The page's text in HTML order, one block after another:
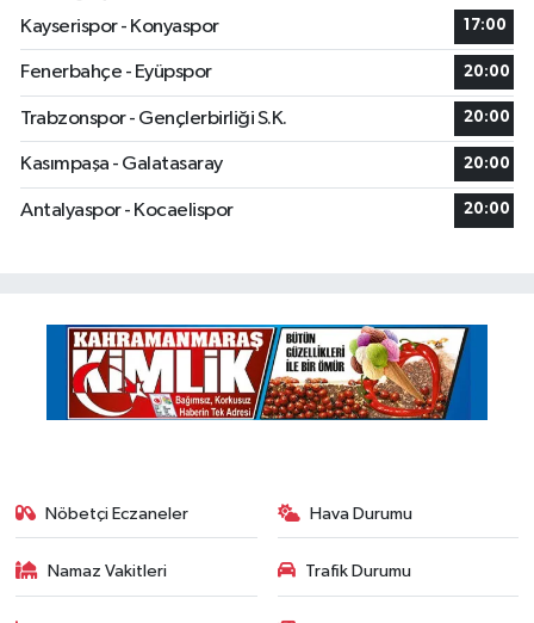
Kayserispor - Konyaspor
17:00
Fenerbahçe - Eyüpspor 20:00
Trabzonspor - Gençlerbirliği S.K. 20:00
Kasımpaşa - Galatasaray 20:00
Antalyaspor - Kocaelispor 20:00
Nöbetçi Eczaneler Hava Durumu
Namaz Vakitleri Trafik Durumu